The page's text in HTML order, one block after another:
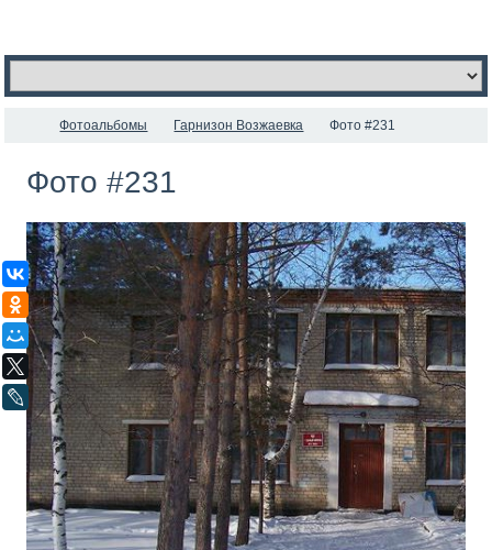
ВКонтакте
Одноклассники
Мой Мир
X
LiveJournal
Фотоальбомы Гарнизон Возжаевка Фото #231
Фото #231